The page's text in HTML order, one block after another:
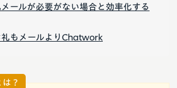
ールが必要がない場合と効率化する
礼もメールよりChatwork
？